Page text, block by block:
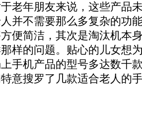
老年朋友来说，这些产品
并不需要那么多复杂的功
便简洁，其次是淘汰机本
样的问题。贴心的儿女想
手机产品的型号多达数千
意搜罗了几款适合老人的